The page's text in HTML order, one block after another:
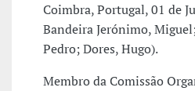
Coimbra, Portugal, 01 de
Bandeira Jerónimo,
Pedro; Dores, Hugo).
Membro da Comissão